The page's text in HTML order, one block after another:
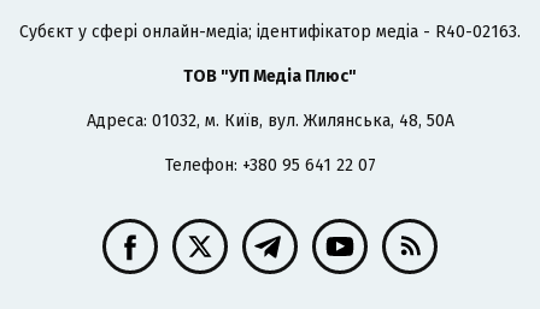
Cубєкт у сфері онлайн-медіа; ідентифікатор медіа - R40-02163.
ТОВ "УП Медіа Плюс"
Адреса: 01032, м. Київ, вул. Жилянська, 48, 50А
Телефон: +380 95 641 22 07